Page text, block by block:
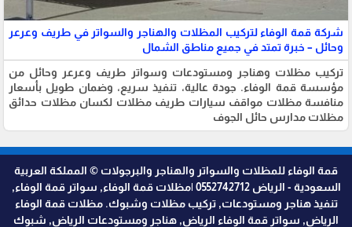
شركة قمة الوفاء لتركيب المظلات والهناجر والسواتر في طريف وعرعر
وحائل – خبرة تمتد في جميع مناطق الشمال
تركيب مظلات وهناجر ومستودعات وسواتر طريف وعرعر وحائل من
مؤسسة قمة الوفاء. جودة عالية، تنفيذ سريع، وضمان طويل بأسعار
منافسة مظلات مواقف سيارات طريف مظلات لكسان مظلات حدائق
مظلات مدارس حائل الجوف
قمة الوفاء للمظلات والسواتر والهناجر والبرجولات © المملكة العربية
السعودية - الرياض 0552742712 |مظلات قمة الوفاء, سواتر قمة الوفاء,
تنفيذ هناجر ومستودعات, تركيب مظلات وشبوك. مظلات قمة الوفاء
الرياض, سواتر قمة الوفاء الرياض, هناجر ومستودعات الرياض, شبوك